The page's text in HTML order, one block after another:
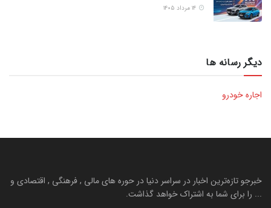
دیگر رسانه ها
اجاره خودرو
خبرجو تازه‌ترین اخبار در سراسر دنیا در حوره های مالی , فرهنگی , اقتصادی و
... را برای شما به اشتراک خواهد گذاشت.